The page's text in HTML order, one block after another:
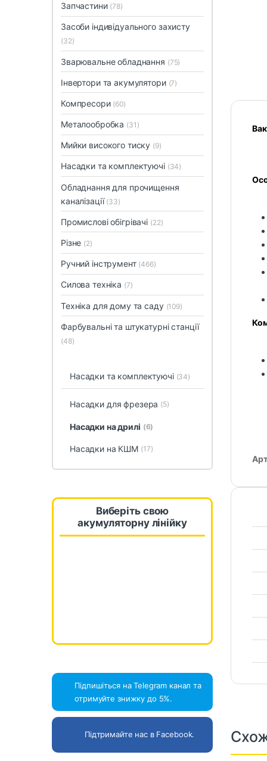
Запчастини (78)
Засоби індивідуального захисту
(32)
Зварювальне обладнання (75)
Інвертори та акумулятори (7)
Компресори (60)
Металообробка (31)
Мийки високого тиску (9)
Насадки та комплектуючі (34)
Обладнання для прочищення
каналізації (33)
Промислові обігрівачі (22)
Різне (2)
Ручний інструмент (466)
Силова техніка (7)
Техніка для дому та саду (109)
Фарбувальні та штукатурні станції
(48)
Насадки та комплектуючі (34)
Насадки для фрезера (5)
Насадки на дрилі (6)
Насадки на КШМ (17)
Виберіть свою
акумуляторну лінійку
Підпишіться на Telegram канал та
отримуйте знижку до 5%.
Підтримайте нас в Facebook.